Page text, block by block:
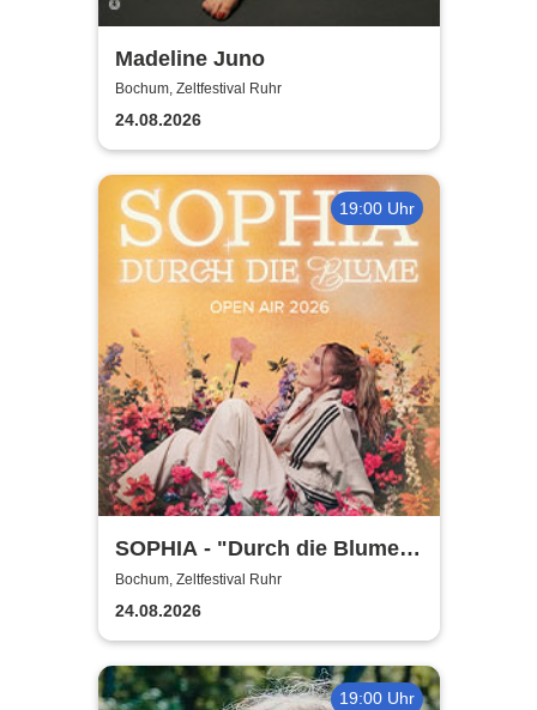
Madeline Juno
Bochum, Zeltfestival Ruhr
24.08.2026
19:00 Uhr
SOPHIA - "Durch die Blume"
Open Air Tour 2026
Bochum, Zeltfestival Ruhr
24.08.2026
19:00 Uhr